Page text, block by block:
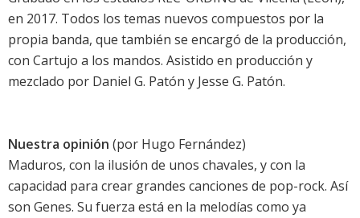
en 2017. Todos los temas nuevos compuestos por la
propia banda, que también se encargó de la producción,
con Cartujo a los mandos. Asistido en producción y
mezclado por Daniel G. Patón y Jesse G. Patón.
Nuestra opinión (por Hugo Fernández)
Maduros, con la ilusión de unos chavales, y con la
capacidad para crear grandes canciones de pop-rock. Así
son Genes. Su fuerza está en la melodías como ya